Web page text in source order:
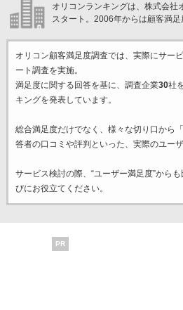
オリコンランキングは、株式会社
スタート。2006年からは顧客満足
オリコン顧客満足度調査では、実際にサー
ート調査を実施。
満足度に関する回答を基に、調査企業30社
キングを発表しています。
総合満足度だけでなく、様々な切り口から「
答者の口コミや評判といった、実際のユー
サービス検討の際、“ユーザー満足度”からも
びにお役立てください。
PR